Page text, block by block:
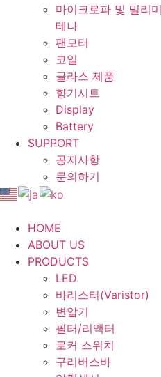
마이크로파 및 밀리
테나
팬모터
코일
글라스 제품
향기시트
Display
Battery
SUPPORT
공지사항
문의하기
HOME
ABOUT US
PRODUCTS
LED
바리스터(Varistor)
변압기
필터/리액터
로커 스위치
구리버스바